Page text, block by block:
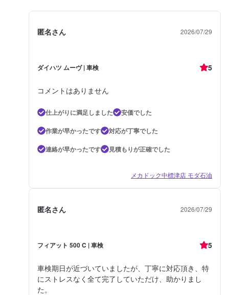
匿名さん 2026/07/29
ダイハツ ムーヴ | 車検 5
コメントはありません
仕上がりに満足しました
安価でした
作業が早かったです
対応が丁寧でした
連絡が早かったです
見積もりが正確でした
メカドック中標津店 モダ石油
匿名さん 2026/07/29
フィアット 500 C | 車検 5
車検期日が近づいていましたが、丁寧に対応頂き、特
にストレスなく全て完了していただけ、助かりまし
た。